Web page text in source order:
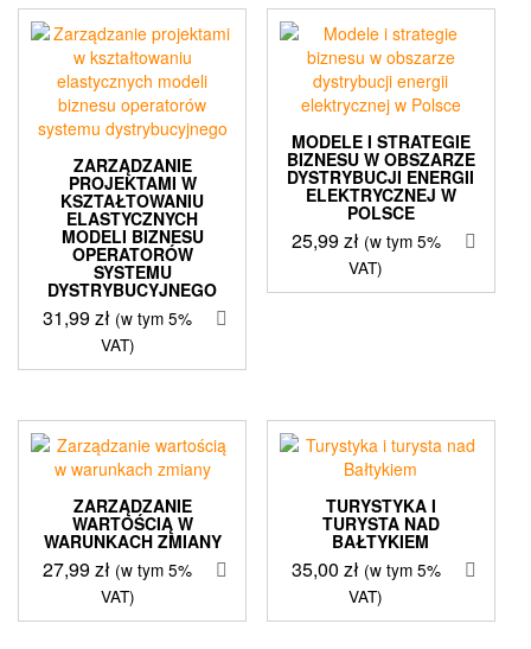
ZARZĄDZANIE
PROJEKTAMI W
KSZTAŁTOWANIU
ELASTYCZNYCH
MODELI BIZNESU
OPERATORÓW
SYSTEMU
DYSTRYBUCYJNEGO
31,99zł (w tym 5%
VAT)
MODELE I STRATEGIE
BIZNESU W OBSZARZE
DYSTRYBUCJI ENERGII
ELEKTRYCZNEJ W
POLSCE
25,99zł (w tym 5%
VAT)
ZARZĄDZANIE
WARTOŚCIĄ W
WARUNKACH ZMIANY
27,99zł (w tym 5%
VAT)
TURYSTYKA I
TURYSTA NAD
BAŁTYKIEM
35,00 zł (w tym 5%
VAT)